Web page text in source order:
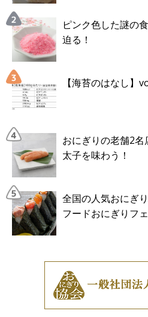
ピンク色した謎の
迫る！
【海苔のはなし
おにぎりの老舗2
太子を味わう！
全国の人気おにぎ
フードおにぎりフ